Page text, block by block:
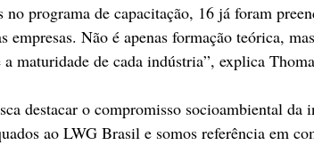
no programa de capacitação, 16 já foram
empresas. Não é apenas formação teórica,
maturidade de cada indústria”, explica
destacar o compromisso socioambiental da
ao LWG Brasil e somos referência em